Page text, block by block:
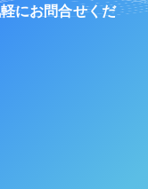
にお問合せくだ